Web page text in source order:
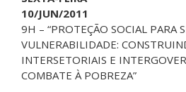
10/JUN/2011
9H – “PROTEÇÃO SOCIAL PARA
VULNERABILIDADE:
INTERSETORIAIS E
COMBATE À POBREZA”